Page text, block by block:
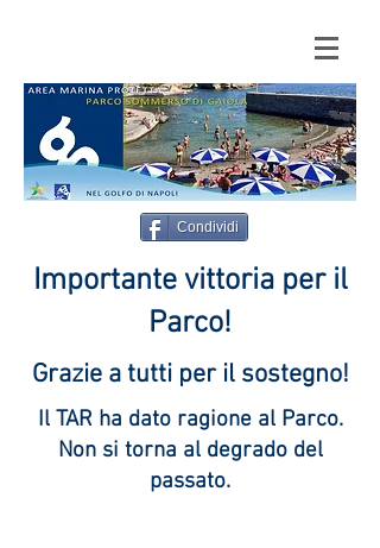
Condividi
Importante vittoria per il
Parco!
Grazie a tutti per il sostegno!
Il TAR ha dato ragione al Parco.
Non si torna al degrado del
passato.